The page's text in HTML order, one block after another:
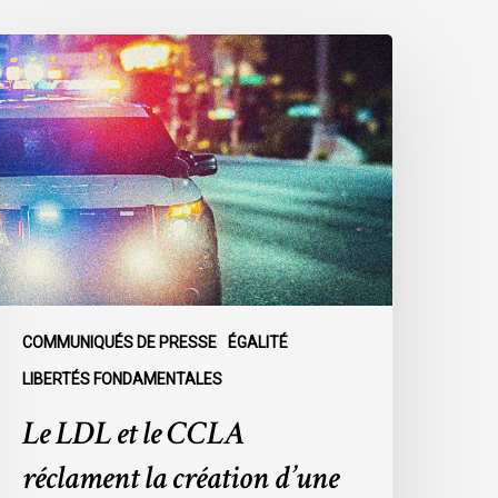
COMMUNIQUÉS DE PRESSE ÉGALITÉ
LIBERTÉS FONDAMENTALES
Le LDL et le CCLA
réclament la création d’une